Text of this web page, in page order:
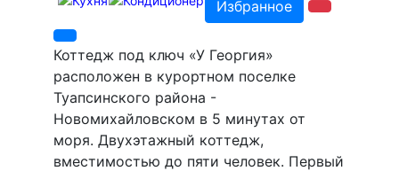
Избранное
Коттедж под ключ «У Георгия»
расположен в курортном поселке
Туапсинского района -
Новомихайловском в 5 минутах от
моря. Двухэтажный коттедж,
вместимостью до пяти человек. Первый